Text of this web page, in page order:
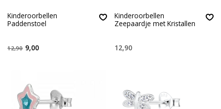
Kinderoorbellen
Paddenstoel
12,90 9,00
Kinderoorbellen
Zeepaardje met Kristallen
12,90